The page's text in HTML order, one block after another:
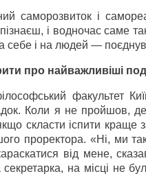
саморозвиток і
пізнаєш, і водночас саме
себе і на людей —
про найважливіші
факультет
Коли я не пройшов,
скласти іспити
проректора. «Ні, ми
від мене,
секретарка, на місці не